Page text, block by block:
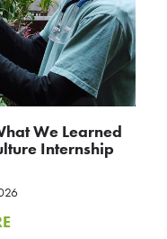
We Learned
Internship